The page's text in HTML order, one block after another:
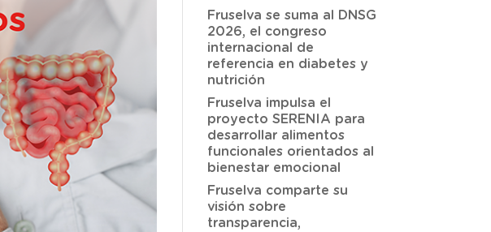
Fruselva se suma al DNSG
2026, el congreso
internacional de
referencia en diabetes y
nutrición
Fruselva impulsa el
proyecto SERENIA para
desarrollar alimentos
funcionales orientados al
bienestar emocional
Fruselva comparte su
visión sobre
transparencia,